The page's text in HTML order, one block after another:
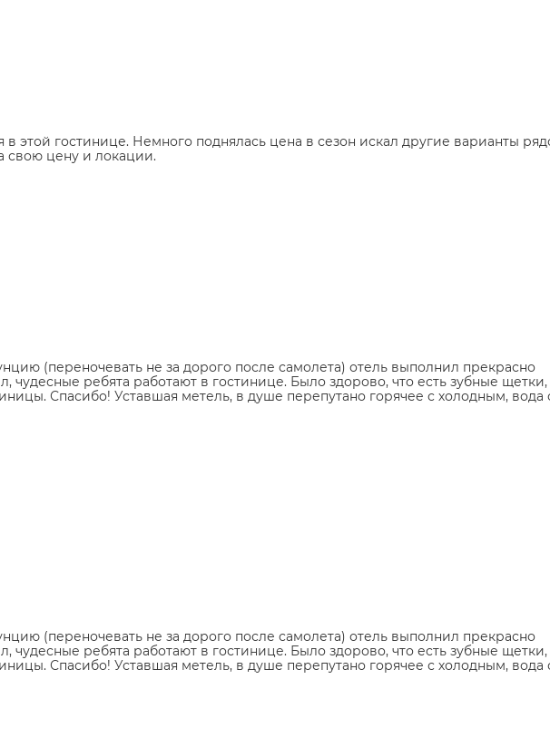
в этой гостинице. Немного поднялась цена в сезон искал другие варианты
свою цену и локации.
(переночевать не за дорого после самолета) отель выполнил прекрасно
чудесные ребята работают в гостинице. Было здорово, что есть зубные
Спасибо! Уставшая метель, в душе перепутано горячее с холодным,
(переночевать не за дорого после самолета) отель выполнил прекрасно
чудесные ребята работают в гостинице. Было здорово, что есть зубные
Спасибо! Уставшая метель, в душе перепутано горячее с холодным,